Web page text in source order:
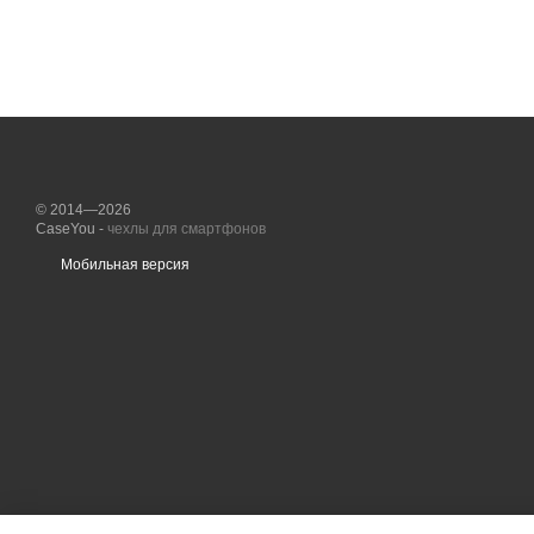
© 2014—2026
CaseYou - чехлы для смартфонов
Мобильная версия